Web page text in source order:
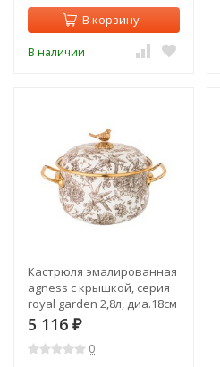
В корзину
В наличии
Кастрюля эмалированная
agness с крышкой, серия
royal garden 2,8л, диа.18см
подходит для
индукцион.пл Agness (950-
082)
5 116 ₽
0